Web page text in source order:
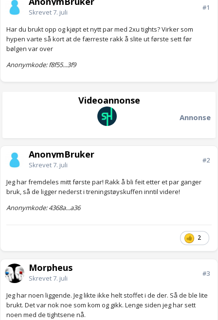
Skrevet7. juli
#1
Har du brukt opp og kjøpt et nytt par med 2xu tights? Virker som
hypen varte så kort at de færreste rakk å slite ut første sett før
bølgen var over
Anonymkode: f8f55...3f9
Videoannonse
Annonse
AnonymBruker
Skrevet7. juli
#2
Jeg har fremdeles mitt første par! Rakk å bli feit etter et par ganger
bruk, så de ligger nederst i treningstøyskuffen inntil videre!
Anonymkode: 4368a...a36
2
Morpheus
Skrevet7. juli
#3
Jeg har noen liggende. Jeg likte ikke helt stoffet i de der. Så de ble lite
brukt. Det var nok noe som kom og gikk. Lenge siden jeg har sett
noen med de tightsene nå.